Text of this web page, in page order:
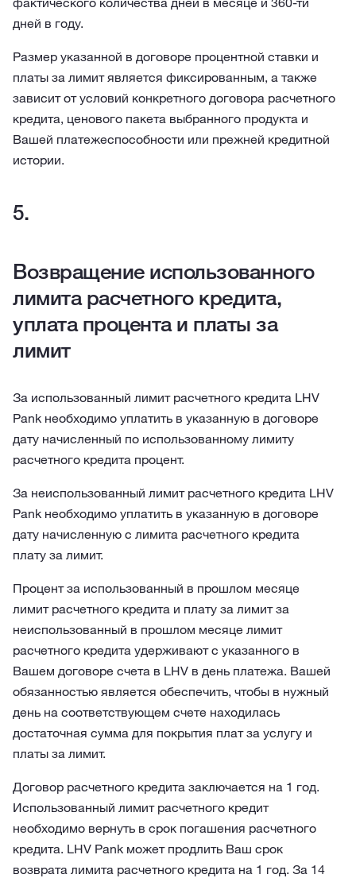
дней в году.
Размер указанной в договоре процентной ставки и
платы за лимит является фиксированным, а также
зависит от условий конкретного договора расчетного
кредита, ценового пакета выбранного продукта и
Вашей платежеспособности или прежней кредитной
истории.
Возвращение использованного
лимита расчетного кредита,
уплата процента и платы за
лимит
За использованный лимит расчетного кредита LHV
Pank необходимо уплатить в указанную в договоре
дату начисленный по использованному лимиту
расчетного кредита процент.
За неиспользованный лимит расчетного кредита LHV
Pank необходимо уплатить в указанную в договоре
дату начисленную с лимита расчетного кредита
плату за лимит.
Процент за использованный в прошлом месяце
лимит расчетного кредита и плату за лимит за
неиспользованный в прошлом месяце лимит
расчетного кредита удерживают с указанного в
Вашем договоре счета в LHV в день платежа. Вашей
обязанностью является обеспечить, чтобы в нужный
день на соответствующем счете находилась
достаточная сумма для покрытия плат за услугу и
платы за лимит.
Договор расчетного кредита заключается на 1 год.
Использованный лимит расчетного кредит
необходимо вернуть в срок погашения расчетного
кредита. LHV Pank может продлить Ваш срок
возврата лимита расчетного кредита на 1 год. За 14